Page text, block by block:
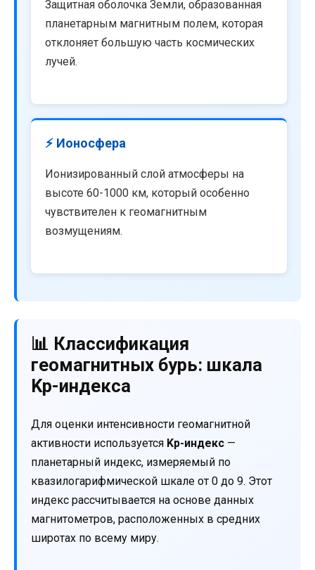
Защитная оболочка Земли, образованная
планетарным магнитным полем, которая
отклоняет большую часть космических
лучей.
⚡ Ионосфера
Ионизированный слой атмосферы на
высоте 60-1000 км, который особенно
чувствителен к геомагнитным
возмущениям.
📊 Классификация
геомагнитных бурь: шкала
Kp-индекса
Для оценки интенсивности геомагнитной
активности используется Kp-индекс —
планетарный индекс, измеряемый по
квазилогарифмической шкале от 0 до 9. Этот
индекс рассчитывается на основе данных
магнитометров, расположенных в средних
широтах по всему миру.